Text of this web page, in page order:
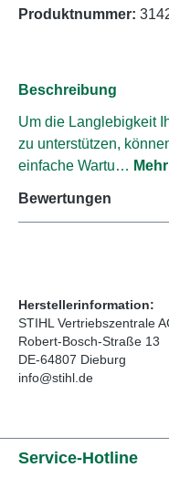
Produktnummer:
Beschreibung
Um die Langlebigkeit
zu unterstützen,
einfache Wartu… Mehr
Bewertungen
Herstellerinformation:
STIHL Vertriebszentrale
Robert-Bosch-Straße 13
DE-64807 Dieburg
info@stihl.de
Service-Hotline